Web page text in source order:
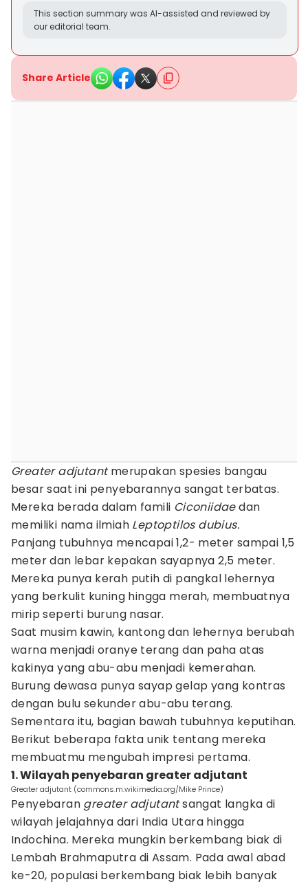
This section summary was AI-assisted and reviewed by
our editorial team.
Share Article
Greater adjutantmerupakan spesies bangau
besar saat ini penyebarannya sangat terbatas.
Mereka berada dalam famili Ciconiidaedan
memiliki nama ilmiah Leptoptilos dubius.
Panjang tubuhnya mencapai 1,2- meter sampai 1,5
meter dan lebar kepakan sayapnya 2,5 meter.
Mereka punya kerah putih di pangkal lehernya
yang berkulit kuning hingga merah, membuatnya
mirip seperti burung nasar.
Saat musim kawin, kantong dan lehernya berubah
warna menjadi oranye terang dan paha atas
kakinya yang abu-abu menjadi kemerahan.
Burung dewasa punya sayap gelap yang kontras
dengan bulu sekunder abu-abu terang.
Sementara itu, bagian bawah tubuhnya keputihan.
Berikut beberapa fakta unik tentang mereka
membuatmu mengubah impresi pertama.
1. Wilayah penyebaran greater adjutant
Greater adjutant (commons.m.wikimedia.org/Mike Prince)
Penyebaran greater adjutantsangat langka di
wilayah jelajahnya dari India Utara hingga
Indochina. Mereka mungkin berkembang biak di
Lembah Brahmaputra di Assam. Pada awal abad
ke-20, populasi berkembang biak lebih banyak